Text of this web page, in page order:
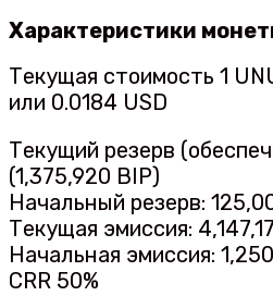
Характеристики
Текущая стоимость 1
или 0.0184 USD
Текущий резерв
(1,375,920 BIP)
Начальный резерв:
Текущая эмиссия:
Начальная эмиссия:
CRR 50%